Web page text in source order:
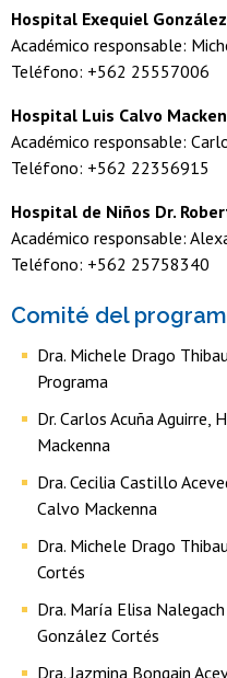
Hospital Exequiel
Académico responsable:
Teléfono: +562 25557006
Hospital Luis Calvo
Académico responsable:
Teléfono: +562 22356915
Hospital de Niños Dr.
Académico responsable:
Teléfono: +562 25758340
Comité del
Dra. Michele Drago
Programa
Dr. Carlos Acuña Aguirre,
Mackenna
Dra. Cecilia Castillo
Calvo Mackenna
Dra. Michele Drago
Cortés
Dra. María Elisa
González Cortés
Dra. Jazmina Bongain